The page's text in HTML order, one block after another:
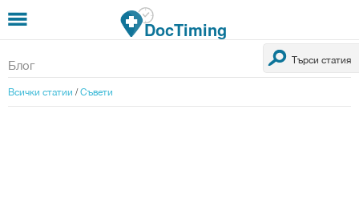
Премини към основното съдържание
DocTiming
Търси статия
Блог
Всички статии /Съвети